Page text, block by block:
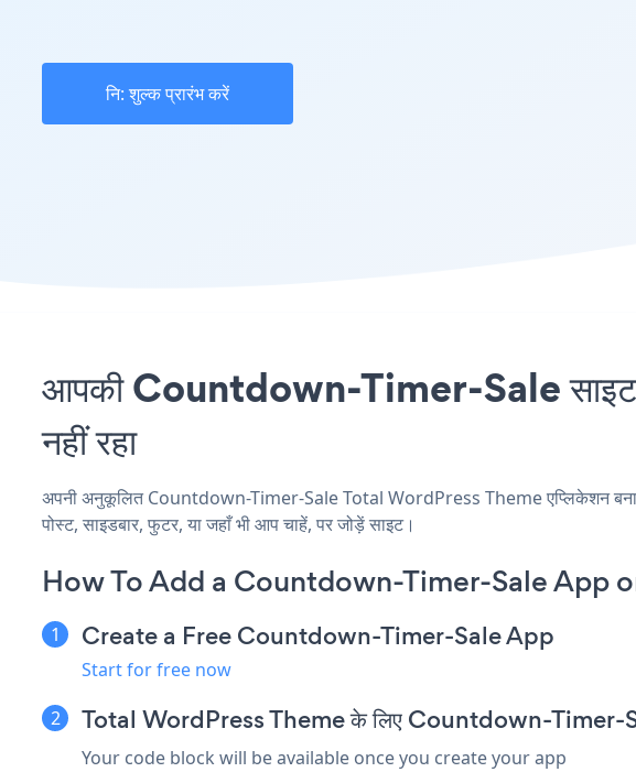
नि: शुल्क प्रारंभ करें
आपकी Countdown-Timer-Sale
नहीं रहा
अपनी अनुकूलित Countdown-Timer-Sale Total WordPress Theme एप्लिकेशन
पोस्ट, साइडबार, फुटर, या जहाँ भी आप चाहें, पर जोड़ें साइट।
How To Add a Countdown-Timer-Sale App
Create a Free Countdown-Timer-Sale App
Start for free now
Total WordPress Theme के लिए Countdown-Timer-
Your code block will be available once you create your app